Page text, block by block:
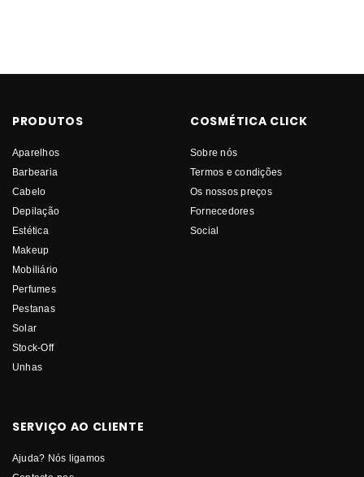
PRODUTOS
Aparelhos
Barbearia
Cabelo
Depilação
Estética
Makeup
Mobiliário
Perfumes
Pestanas
Solar
Stock-Off
Unhas
COSMÉTICA CLICK
Sobre nós
Termos e condições
Os nossos preços
Fornecedores
Social
SERVIÇO AO CLIENTE
Ajuda? Nós ligamos